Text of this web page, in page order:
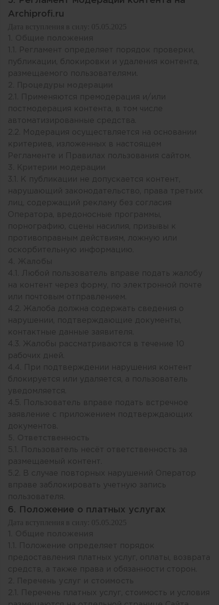
Archiprofi.ru
Дата вступления в силу: 05.05.2025
1.1. Регламент определяет порядок проверки,
публикации, блокировки и удаления контента,
размещаемого пользователями.
2.1. Применяются премодерация и/или
постмодерация контента, в том числе
автоматизированные средства.
2.2. Модерация осуществляется на основании
критериев, изложенных в настоящем
Регламенте и Правилах пользования сайтом.
3.1. К публикации не допускается контент,
нарушающий законодательство, права третьих
лиц, содержащий рекламу без согласия
Оператора, вредоносные программы,
порнографию, сцены насилия, призывы к
противоправным действиям, ложную или
оскорбительную информацию.
4.1. Любой пользователь вправе подать жалобу
на контент через форму, по электронной почте
или почтовым отправлением.
4.2. Жалоба должна содержать сведения о
нарушении, подтверждающие документы,
контактные данные заявителя.
4.3. Жалобы рассматриваются в течение 10
рабочих дней.
4.4. При подтверждении нарушения контент
блокируется или удаляется, а пользователь
уведомляется.
4.5. Пользователь вправе подать встречное
заявление с приложением подтверждающих
документов.
5.1. Пользователь несёт ответственность за
размещаемый контент.
5.2. В случае повторных нарушений Оператор
вправе заблокировать учетную запись
пользователя.
6. Положение о платных услугах
Дата вступления в силу: 05.05.2025
1.1. Положение определяет порядок
предоставления платных услуг, оплаты, возврата
средств, а также права и обязанности сторон.
2.1. Перечень платных услуг, стоимость и условия